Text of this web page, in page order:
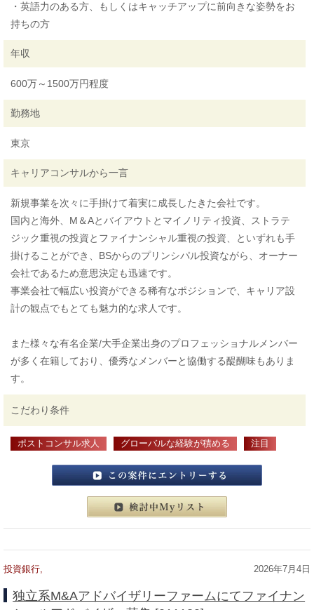
・英語力のある方、もしくはキャッチアップに前向きな姿勢をお
持ちの方
年収
600万～1500万円程度
勤務地
東京
キャリアコンサルから一言
新規事業を次々に手掛けて着実に成長したきた会社です。
国内と海外、M＆Aとバイアウトとマイノリティ投資、ストラテ
ジック重視の投資とファイナンシャル重視の投資、といずれも手
掛けることができ、BSからのプリンシパル投資ながら、オーナー
会社であるため意思決定も迅速です。
事業会社で幅広い投資ができる稀有なポジションで、キャリア設
計の観点でもとても魅力的な求人です。
また様々な有名企業/大手企業出身のプロフェッショナルメンバー
が多く在籍しており、優秀なメンバーと協働する醍醐味もありま
す。
こだわり条件
ポストコンサル求人 グローバルな経験が積める 注目
この案件にエントリーする
検討中マイリスト
投資銀行, 2026年7月4日
独立系M&Aアドバイザリーファームにてファイナン